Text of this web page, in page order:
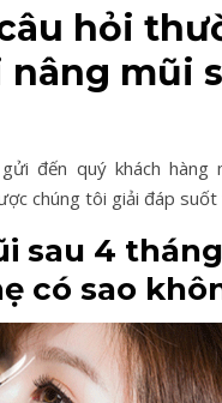
hỏi
mũi
đến quý khách hàng
chúng tôi giải đáp suốt
sau 4
có sao